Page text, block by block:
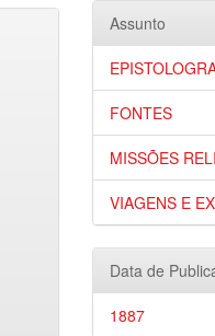
Assunto
FONTES
MISSÕES
VIAGENS E
Data de
1887